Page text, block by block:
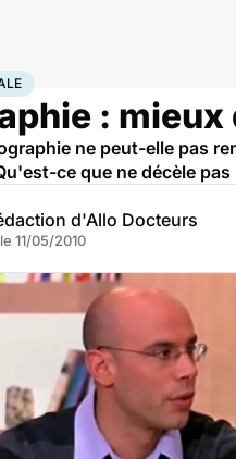
médicale
:
ne peut-elle pas
ce que ne décèle
d'Allo Docteurs
11/05/2010